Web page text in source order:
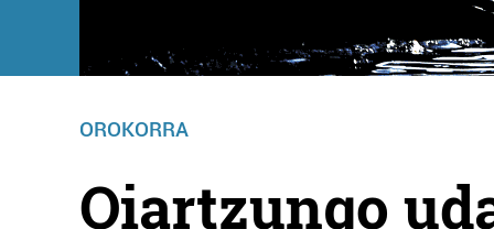
OROKORRA
Oiartzungo